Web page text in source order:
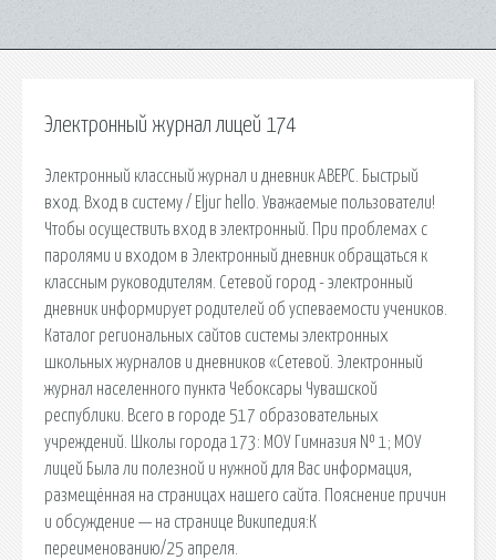
Электронный журнал лицей 174
Электронный классный журнал и дневник АВЕРС. Быстрый
вход. Вход в систему / Eljur hello. Уважаемые пользователи!
Чтобы осуществить вход в электронный. При проблемах с
паролями и входом в Электронный дневник обращаться к
классным руководителям. Сетевой город - электронный
дневник информирует родителей об успеваемости учеников.
Каталог региональных сайтов системы электронных
школьных журналов и дневников «Сетевой. Электронный
журнал населенного пункта Чебоксары Чувашской
республики. Всего в городе 517 образовательных
учреждений. Школы города 173: МОУ Гимназия № 1; МОУ
лицей Была ли полезной и нужной для Вас информация,
размещённая на страницах нашего сайта. Пояснение причин
и обсуждение — на странице Википедия:К
переименованию/25 апреля.